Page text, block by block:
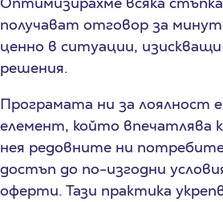
получават отговор за
ценно в ситуации,
решения.
Програмата ни за лоялност
елемент, който впечатлява
нея редовните ни
достъп до по-изгодни
оферти. Тази практика